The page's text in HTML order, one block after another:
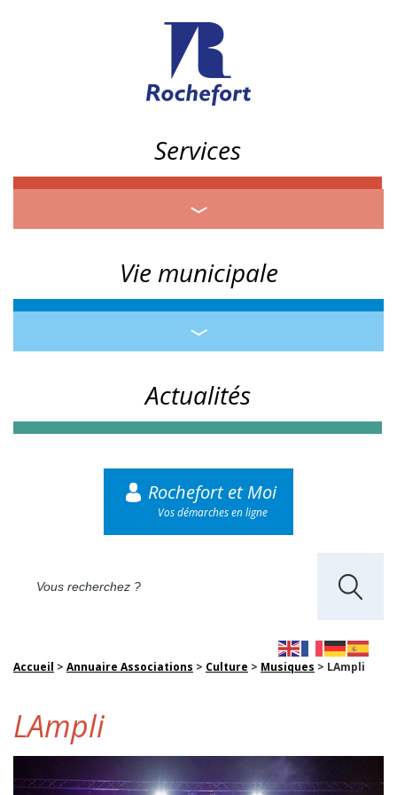
Services
Vie municipale
Actualités
Rochefort et Moi
Vos démarches en ligne
Accueil > Annuaire Associations > Culture > Musiques > LAmpli
LAmpli